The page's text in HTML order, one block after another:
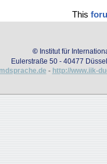
This
© Institut für
Eulerstraße 50 - 40477
- http://www.iik-